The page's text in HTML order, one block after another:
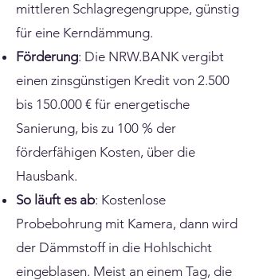
mittleren Schlagregengruppe, günstig
für eine Kerndämmung.
Förderung: Die NRW.BANK vergibt
einen zinsgünstigen Kredit von 2.500
bis 150.000 € für energetische
Sanierung, bis zu 100 % der
förderfähigen Kosten, über die
Hausbank.
So läuft es ab: Kostenlose
Probebohrung mit Kamera, dann wird
der Dämmstoff in die Hohlschicht
eingeblasen. Meist an einem Tag, die